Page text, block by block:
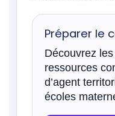
Préparer le
Découvrez
ressources
d’agent
écoles